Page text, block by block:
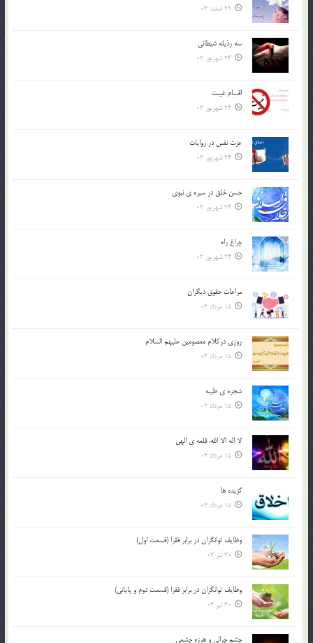
29 اسفند 03
سه رذیله شیطانی
24 شهریور 03
اقسام غيبت
24 شهریور 03
عزت نفس در روايات
24 شهریور 03
حسن خلق در سيره ي نبوي
24 شهریور 03
چراغ راه
24 شهریور 03
مراعات حقوق ديگران
15 مرداد 03
روزي دركلام معصومين عليهم السلام
15 مرداد 03
شجره ي طيبه
15 مرداد 03
لا اله الا الله، قلعه ي الهي
15 مرداد 03
گزيده ها
15 مرداد 03
وظایف توانگران در برابر فقرا (قسمت اول)
30 تیر 03
وظایف توانگران در برابر فقرا (قسمت دوم و پایانی)
30 تیر 03
چشم ‏چرانى و هرزه‏ چشمى